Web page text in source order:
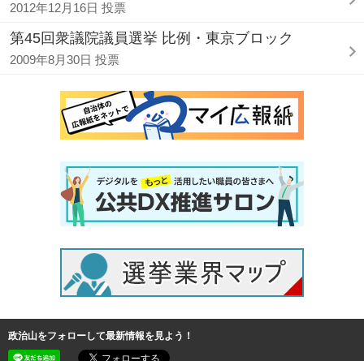
2012年12月16日 投票
第45回衆議院議員選挙 比例・東京ブロック
2009年8月30日 投票
政治山をフォローして最新情報を見よう！